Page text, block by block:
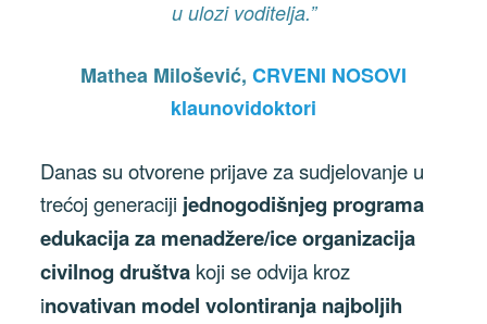
u ulozi voditelja.”
Mathea Milošević, CRVENI NOSOVI
klaunovidoktori
Danas su otvorene prijave za sudjelovanje u
trećoj generaciji jednogodišnjeg programa
edukacija za menadžere/ice organizacija
civilnog društva koji se odvija kroz
inovativan model volontiranja najboljih